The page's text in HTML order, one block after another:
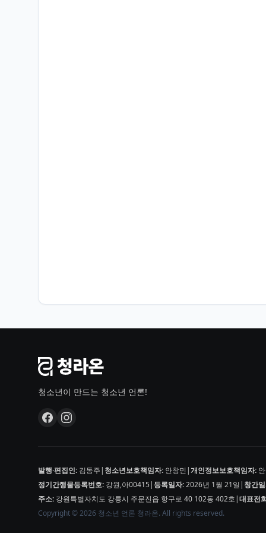
청소년이 만드는 청소년 언론!
발행·편집인: 김동주| 청소년보호책임자: 안창민|개인정보보호책임자:
정기간행물등록번호: 강원,아00415| 등록일자:2026년 1월 21일|창간
주소: 강원특별자치도 강릉시 주문진읍 항구로 40 102동 402호|대표전
Copyright © 2026 청소년 언론 청라온. All rights reserved.